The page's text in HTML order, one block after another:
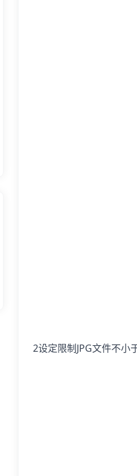
2设定限制JPG文件不小